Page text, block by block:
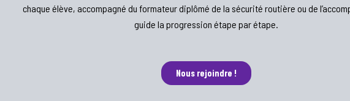
chaque élève, accompagné du formateur diplômé de la sécurité routière ou de
guide la progression étape par étape.
Nous rejoindre !